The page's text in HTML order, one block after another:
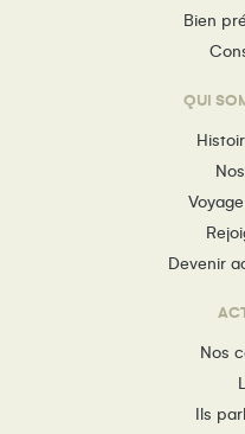
Bien
QUI
Devenir
Nos
Ils